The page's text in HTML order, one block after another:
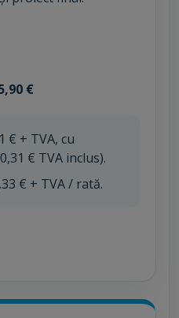
€
€ + TVA, cu
€ TVA inclus).
€ + TVA / rată.